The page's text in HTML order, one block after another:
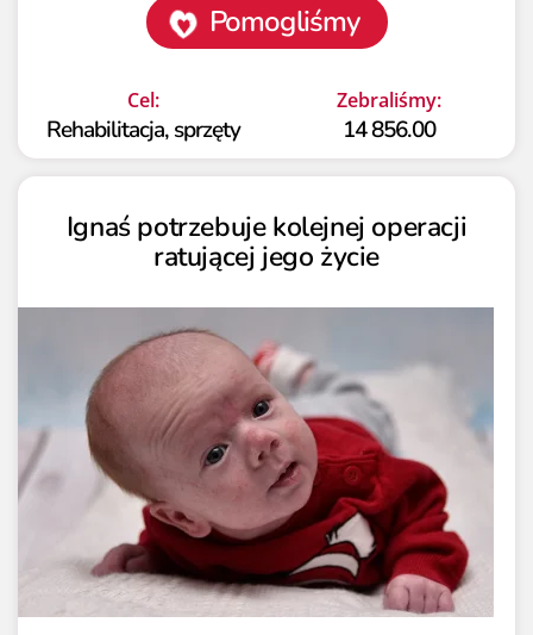
Pomogliśmy
Cel:
Rehabilitacja, sprzęty
Zebraliśmy:
14 856.00
Ignaś potrzebuje kolejnej operacji
ratującej jego życie